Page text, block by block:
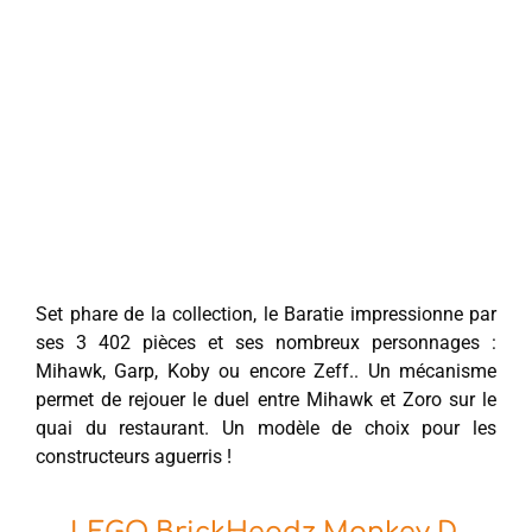
Set phare de la collection, le Baratie impressionne par
ses 3 402 pièces et ses nombreux personnages :
Mihawk, Garp, Koby ou encore Zeff.. Un mécanisme
permet de rejouer le duel entre Mihawk et Zoro sur le
quai du restaurant. Un modèle de choix pour les
constructeurs aguerris !